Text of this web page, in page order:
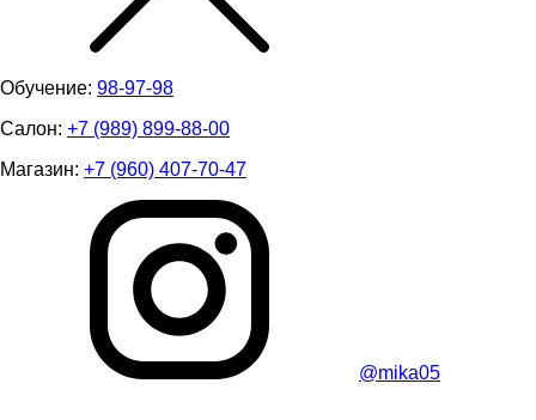
Обучение: 98-97-98
Салон: +7 (989) 899-88-00
Магазин: +7 (960) 407-70-47
@mika05